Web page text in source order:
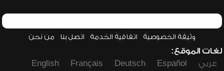
وثيقة الخصوصية اتفاقية الخدمة اتصل بنا من نحن
لغات الموقع:
عربي
Español
Deutsch
Français
English